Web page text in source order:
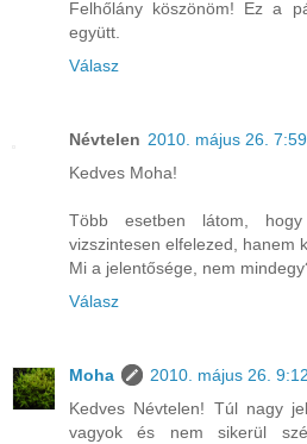
Felhőlány köszönöm! Ez a
együtt.
Válasz
Névtelen 2010. május 26. 7:59
Kedves Moha!
Több esetben látom,
vizszintesen elfelezed, hanem
Mi a jelentősége, nem
Válasz
Moha
2010. május 26. 9:12
Kedves Névtelen! Túl nagy
vagyok és nem sikerül